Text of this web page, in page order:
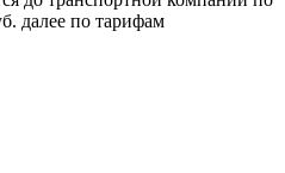
далее по тарифам